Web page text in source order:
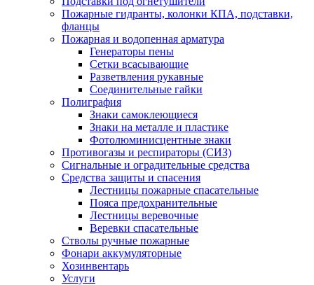
Пожарные гидранты, колонки КПА, подставки,
фланцы
Пожарная и водопенная арматура
Генераторы пены
Сетки всасывающие
Разветвления рукавные
Соединительные гайки
Полиграфия
Знаки самоклеющиеся
Знаки на металле и пластике
Фотолюминисцентные знаки
Противогазы и респираторы (СИЗ)
Сигнальные и оградительные средства
Средства защиты и спасения
Лестницы пожарные спасательные
Пояса предохранительные
Лестницы веревочные
Веревки спасательные
Стволы ручные пожарные
Фонари аккумуляторные
Хозинвентарь
Услуги